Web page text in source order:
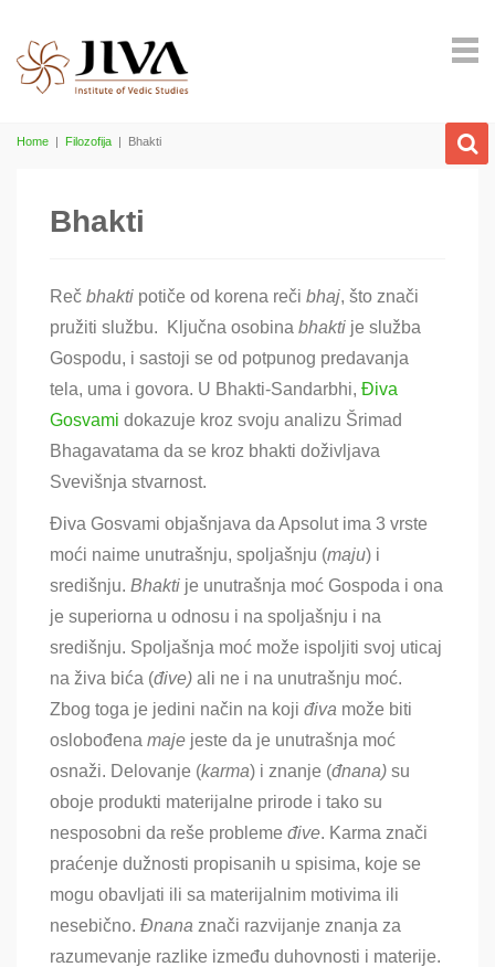
Home | Filozofija | Bhakti
Bhakti
Reč bhakti potiče od korena reči bhaj, što znači
pružiti službu. Ključna osobina bhakti je služba
Gospodu, i sastoji se od potpunog predavanja
tela, uma i govora. U Bhakti-Sandarbhi, Điva
Gosvami dokazuje kroz svoju analizu Šrimad
Bhagavatama da se kroz bhakti doživljava
Svevišnja stvarnost.
Điva Gosvami objašnjava da Apsolut ima 3 vrste
moći naime unutrašnju, spoljašnju (maju) i
središnju. Bhakti je unutrašnja moć Gospoda i ona
je superiorna u odnosu i na spoljašnju i na
središnju. Spoljašnja moć može ispoljiti svoj uticaj
na živa bića (đive) ali ne i na unutrašnju moć.
Zbog toga je jedini način na koji điva može biti
oslobođena maje jeste da je unutrašnja moć
osnaži. Delovanje (karma) i znanje (đnana) su
oboje produkti materijalne prirode i tako su
nesposobni da reše probleme đive. Karma znači
praćenje dužnosti propisanih u spisima, koje se
mogu obavljati ili sa materijalnim motivima ili
nesebično. Đnana znači razvijanje znanja za
razumevanje razlike između duhovnosti i materije.